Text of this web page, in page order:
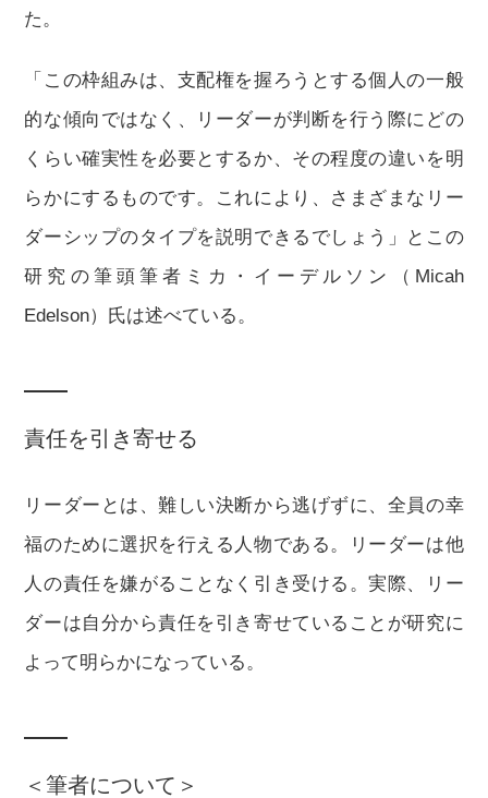
た。
「この枠組みは、支配権を握ろうとする個人の一般
的な傾向ではなく、リーダーが判断を行う際にどの
くらい確実性を必要とするか、その程度の違いを明
らかにするものです。これにより、さまざまなリー
ダーシップのタイプを説明できるでしょう」とこの
研究の筆頭筆者ミカ・イーデルソン（Micah
Edelson）氏は述べている。
責任を引き寄せる
リーダーとは、難しい決断から逃げずに、全員の幸
福のために選択を行える人物である。リーダーは他
人の責任を嫌がることなく引き受ける。実際、リー
ダーは自分から責任を引き寄せていることが研究に
よって明らかになっている。
＜筆者について＞